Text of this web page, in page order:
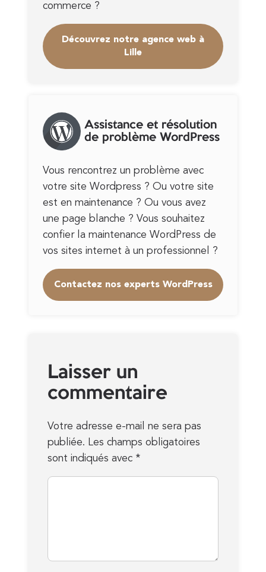
commerce ?
Découvrez notre agence web à
Lille
Assistance et résolution
de problème WordPress
Vous rencontrez un problème avec
votre site Wordpress ? Ou votre site
est en maintenance ? Ou vous avez
une page blanche ? Vous souhaitez
confier la maintenance WordPress de
vos sites internet à un professionnel ?
Contactez nos experts WordPress
Laisser un
commentaire
Votre adresse e-mail ne sera pas
publiée. Les champs obligatoires
sont indiqués avec *